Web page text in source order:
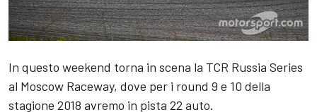
In questo weekend torna in scena la TCR Russia Series
al Moscow Raceway, dove per i round 9 e 10 della
stagione 2018 avremo in pista 22 auto.